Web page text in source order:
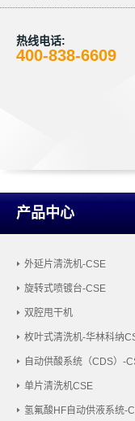
热线电话:
400-838-6609
产品中心
外延片清洗机-CSE
旋转式喷镀台-CSE
双腔甩干机
枚叶式清洗机-华林科纳
自动供酸系统（CDS）-
单片清洗机CSE
氢氟酸HF自动供液系统-